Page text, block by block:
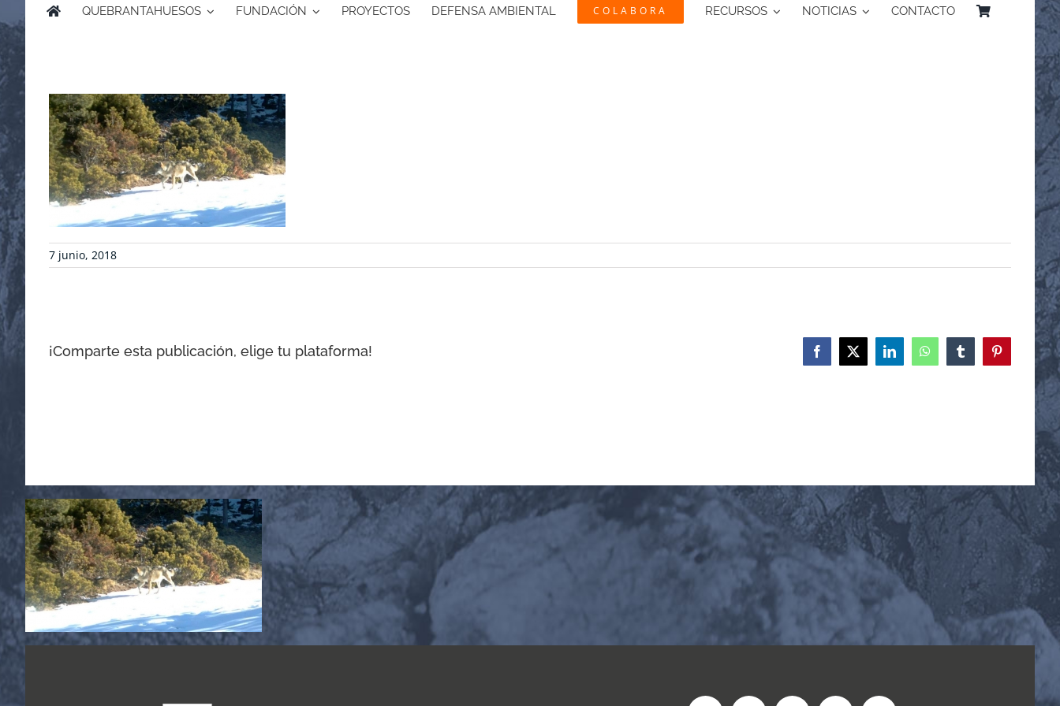
QUEBRANTAHUESOS FUNDACIÓN PROYECTOS DEFENSA AMBIENTAL COLABORA RECURSOS NOTICIAS CONTACTO
7 junio, 2018
¡Comparte esta publicación, elige tu plataforma! Facebook
X LinkedInWhatsAppTumblrPinterest